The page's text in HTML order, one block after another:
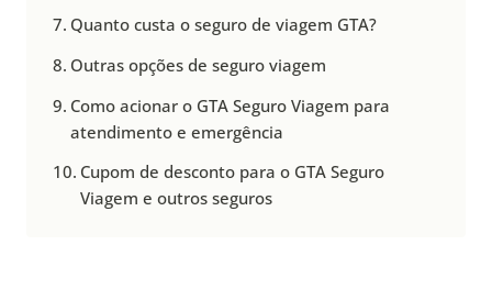
Quanto custa o seguro de viagem GTA?
Outras opções de seguro viagem
Como acionar o GTA Seguro Viagem para
atendimento e emergência
Cupom de desconto para o GTA Seguro
Viagem e outros seguros